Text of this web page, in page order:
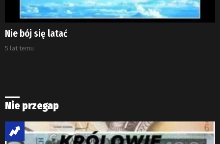
Nie bój się latać
5 lat temu
Nie przegap